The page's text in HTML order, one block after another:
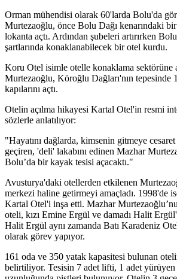
Orman mühendisi olarak 60'larda Bolu'da
Murtezaoğlu, önce Bolu Dağı kenarındaki
lokanta açtı. Ardından şubeleri artırırken
şartlarında konaklanabilecek bir otel kurdu.
Koru Otel isimle otelle konaklama sektörüne
Murtezaoğlu, Köroğlu Dağları'nın tepesinde
kapılarını açtı.
Otelin açılma hikayesi Kartal Otel'in resmi
sözlerle anlatılıyor:
"Hayatını dağlarda, kimsenin gitmeye
geçiren, 'deli' lakabını edinen Mazhar
Bolu’da bir kayak tesisi açacaktı."
Avusturya'daki otellerden etkilenen
merkezi haline getirmeyi amaçladı. 1998'de
Kartal Otel'i inşa etti. Mazhar
oteli, kızı Emine Ergül ve damadı Halit
Halit Ergül aynı zamanda Batı Karadeniz
olarak görev yapıyor.
161 oda ve 350 yatak kapasitesi bulunan
belirtiliyor. Tesisin 7 adet lifti, 1 adet yürüyen